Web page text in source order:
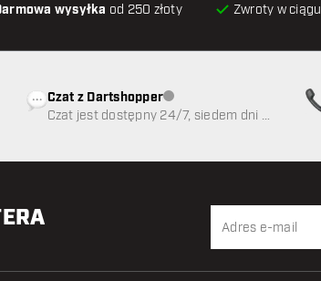
wysyłka od 250 złoty Zwroty w ciągu
Czat z DartshopperObsługa klienta niedostępna
Czat jest dostępny 24/7, siedem dni w